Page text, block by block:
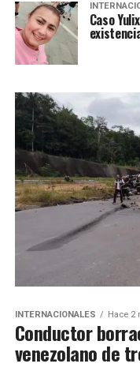
Caso
INTERNACIONALES Hace 2
Conductor
venezolano de